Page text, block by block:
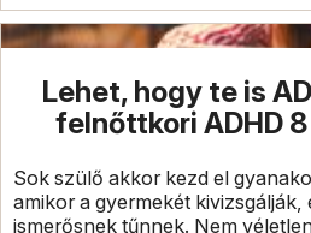
Lehet, hogy te is
felnőttkori ADHD
Sok szülő akkor kezd el
amikor a gyermekét
ismerősnek tűnnek. Nem